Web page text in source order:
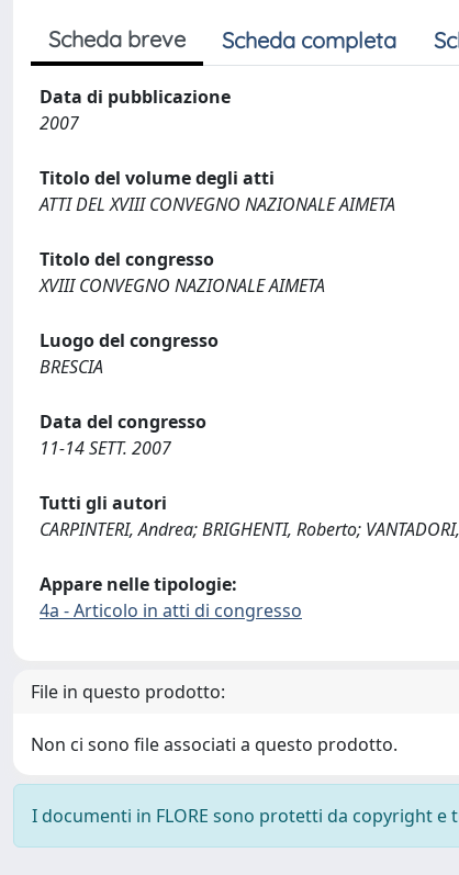
Scheda breve Scheda completa
Data di pubblicazione
2007
Titolo del volume degli atti
ATTI DEL XVIII CONVEGNO NAZIONALE AIMETA
Titolo del congresso
XVIII CONVEGNO NAZIONALE AIMETA
Luogo del congresso
BRESCIA
Data del congresso
11-14 SETT. 2007
Tutti gli autori
CARPINTERI, Andrea; BRIGHENTI, Roberto;
Appare nelle tipologie:
4a - Articolo in atti di congresso
File in questo prodotto:
Non ci sono file associati a questo prodotto.
I documenti in FLORE sono protetti da copyright